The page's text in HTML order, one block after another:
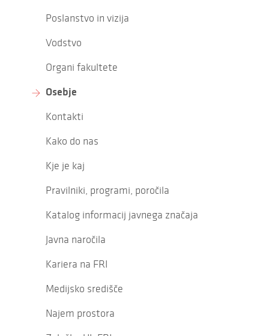
Poslanstvo in vizija
Vodstvo
Organi fakultete
Osebje
Kontakti
Kako do nas
Kje je kaj
Pravilniki, programi, poročila
Katalog informacij javnega značaja
Javna naročila
Kariera na FRI
Medijsko središče
Najem prostora